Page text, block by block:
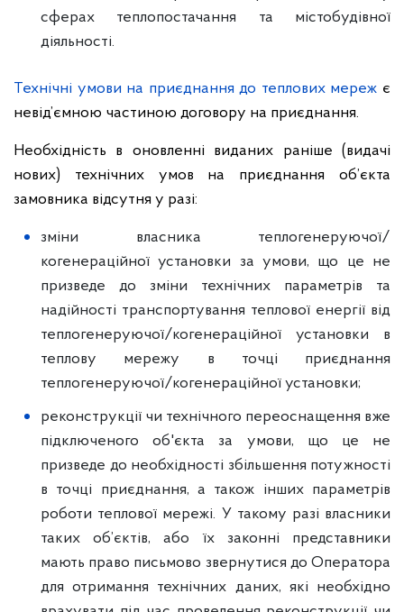
сферах теплопостачання та містобудівної
діяльності.
Технічні умови на приєднання до теплових мереж є
невід’ємною частиною договору на приєднання.
Необхідність в оновленні виданих раніше (видачі
нових) технічних умов на приєднання об’єкта
замовника відсутня у разі:
зміни власника теплогенеруючої/
когенераційної установки за умови, що це не
призведе до зміни технічних параметрів та
надійності транспортування теплової енергії від
теплогенеруючої/когенераційної установки в
теплову мережу в точці приєднання
теплогенеруючої/когенераційної установки;
реконструкції чи технічного переоснащення вже
підключеного об'єкта за умови, що це не
призведе до необхідності збільшення потужності
в точці приєднання, а також інших параметрів
роботи теплової мережі. У такому разі власники
таких об’єктів, або їх законні представники
мають право письмово звернутися до Оператора
для отримання технічних даних, які необхідно